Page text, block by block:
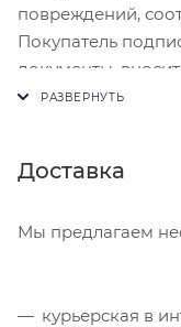
повреждений,
Покупатель
документы,
чек.
Доставка
Мы предлагаем
курьерская в